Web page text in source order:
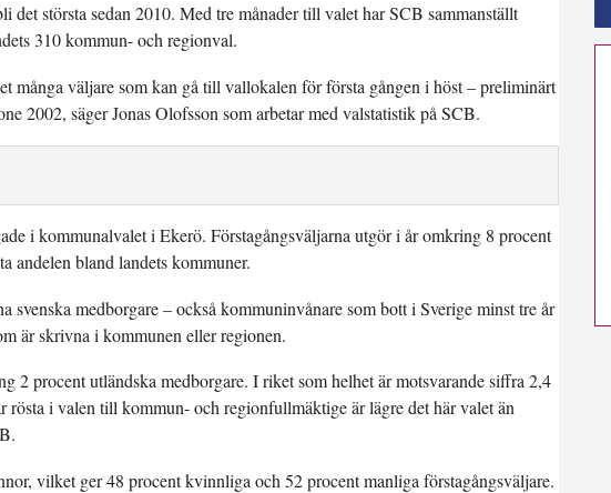
det största sedan 2010. Med tre månader till valet har SCB sammanställt
310 kommun- och regionval.
många väljare som kan gå till vallokalen för första gången i höst – preliminärt
2002, säger Jonas Olofsson som arbetar med valstatistik på SCB.
i kommunalvalet i Ekerö. Förstagångsväljarna utgör i år omkring 8 procent
andelen bland landets kommuner.
medborgare – också kommuninvånare som bott i Sverige minst tre år
är skrivna i kommunen eller regionen.
2 procent utländska medborgare. I riket som helhet är motsvarande siffra 2,4
rösta i valen till kommun- och regionfullmäktige är lägre det här valet än
vilket ger 48 procent kvinnliga och 52 procent manliga förstagångsväljare.